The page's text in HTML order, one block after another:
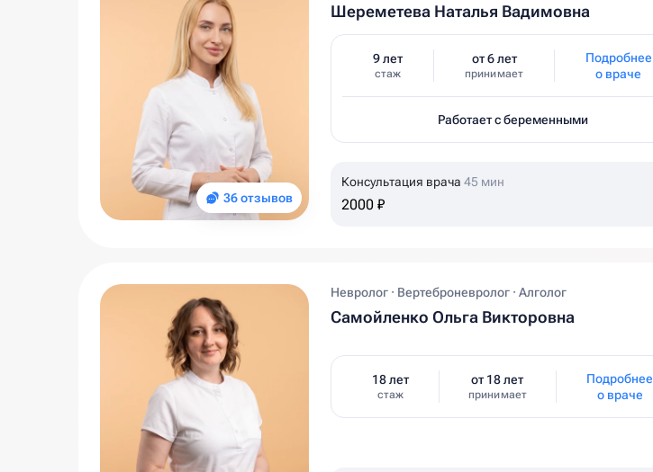
36 отзывов
Шереметева Наталья Вадимовна
9 лет
стаж
от 6 лет
принимает
Подробнее
о враче
Работает с беременными
Консультация врача 45 мин
2000 ₽
Невролог · Вертеброневролог · Алголог
Самойленко Ольга Викторовна
18 лет
стаж
от 18 лет
принимает
Подробнее
о враче